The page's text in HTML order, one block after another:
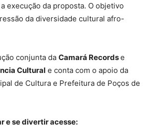
execução da proposta. O objetivo
da diversidade cultural afro-
conjunta da Camará Recordse
Cultural e conta com o apoio da
de Cultura e Prefeitura de Poços de
e se divertir acesse: